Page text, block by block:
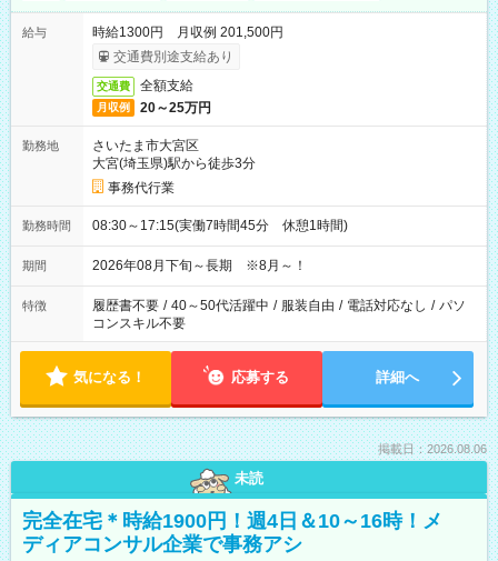
給与
時給1300円 月収例 201,500円
交通費別途支給あり
交通費 全額支給
月収例 20～25万円
勤務地
さいたま市大宮区
大宮(埼玉県)駅から徒歩3分
事務代行業
勤務時間 08:30～17:15(実働7時間45分 休憩1時間)
期間 2026年08月下旬～長期 ※8月～！
特徴 履歴書不要 / 40～50代活躍中 / 服装自由 / 電話対応なし / パソ
コンスキル不要
気になる！ 応募する 詳細へ
掲載日：2026.08.06
未読
完全在宅＊時給1900円！週4日＆10～16時！メ
ディアコンサル企業で事務アシ